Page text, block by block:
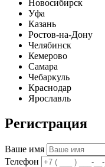
Новосибирск
Уфа
Казань
Ростов-на-Дону
Челябинск
Кемерово
Самара
Чебаркуль
Краснодар
Ярославль
Регистрация
Ваше имя
Телефон